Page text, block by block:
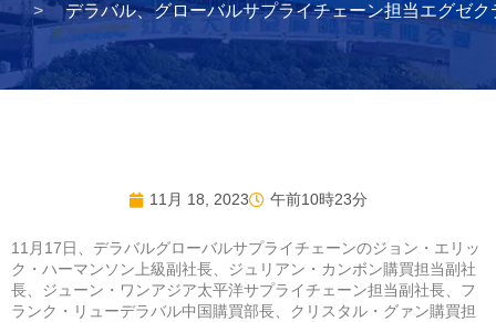
デラバル、グローバルサプライチェーン担当エグゼ
11月 18, 2023 午前10時23分
11月17日、デラバルグローバルサプライチェーンのジョン・エリッ
ク・ハーマンソン上級副社長、ジュリアン・カンボン購買担当副社
長、ジューン・ワンアジア太平洋サプライチェーン担当副社長、フ
ランク・リューデラバル中国購買部長、クリスタル・グァン購買担